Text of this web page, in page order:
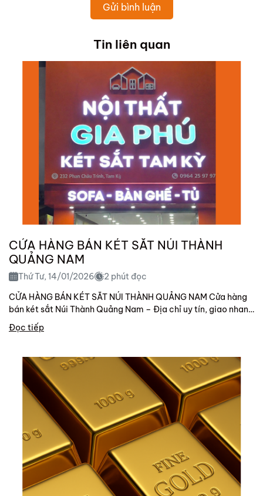
Gửi bình luận
Tin liên quan
CỬA HÀNG BÁN KÉT SẮT NÚI THÀNH
QUẢNG NAM
Thứ Tư, 14/01/2026
2 phút đọc
CỬA HÀNG BÁN KÉT SẮT NÚI THÀNH QUẢNG NAM Cửa hàng
bán két sắt Núi Thành Quảng Nam – Địa chỉ uy tín, giao nhanh
trong ngày Bạn...
Đọc tiếp